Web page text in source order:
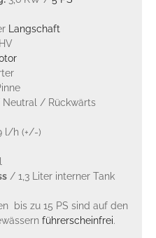
Langschaft
/ Rückwärts
l/h (+/-)
/ 1,3 Liter interner Tank
bis zu 15 PS sind auf den
führerscheinfrei.